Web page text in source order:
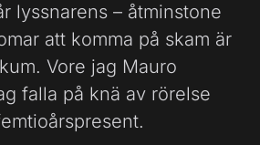
lyssnarens – åtminstone
att komma på skam är
Vore jag Mauro
falla på knä av rörelse